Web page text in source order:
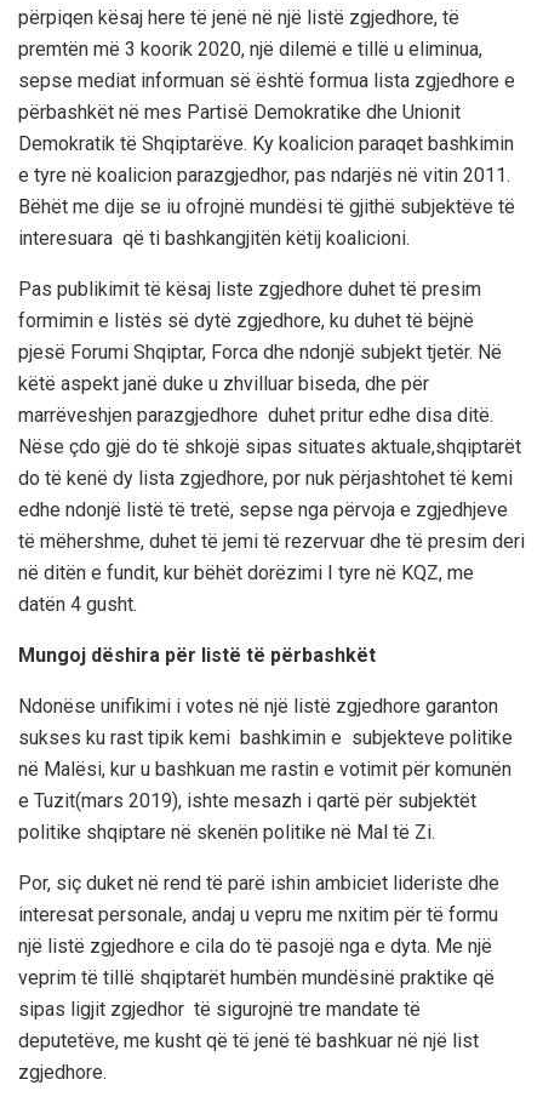
përpiqen kësaj here të jenë në një listë zgjedhore, të
premtën më 3 koorik 2020, një dilemë e tillë u eliminua,
sepse mediat informuan së është formua lista zgjedhore e
përbashkët në mes Partisë Demokratike dhe Unionit
Demokratik të Shqiptarëve. Ky koalicion paraqet bashkimin
e tyre në koalicion parazgjedhor, pas ndarjës në vitin 2011.
Bëhët me dije se iu ofrojnë mundësi të gjithë subjektëve të
interesuara që ti bashkangjitën këtij koalicioni.
Pas publikimit të kësaj liste zgjedhore duhet të presim
formimin e listës së dytë zgjedhore, ku duhet të bëjnë
pjesë Forumi Shqiptar, Forca dhe ndonjë subjekt tjetër. Në
këtë aspekt janë duke u zhvilluar biseda, dhe për
marrëveshjen parazgjedhore duhet pritur edhe disa ditë.
Nëse çdo gjë do të shkojë sipas situates aktuale,shqiptarët
do të kenë dy lista zgjedhore, por nuk përjashtohet të kemi
edhe ndonjë listë të tretë, sepse nga përvoja e zgjedhjeve
të mëhershme, duhet të jemi të rezervuar dhe të presim deri
në ditën e fundit, kur bëhët dorëzimi I tyre në KQZ, me
datën 4 gusht.
Mungoj dëshira për listë të përbashkët
Ndonëse unifikimi i votes në një listë zgjedhore garanton
sukses ku rast tipik kemi bashkimin e subjekteve politike
në Malësi, kur u bashkuan me rastin e votimit për komunën
e Tuzit(mars 2019), ishte mesazh i qartë për subjektët
politike shqiptare në skenën politike në Mal të Zi.
Por, siç duket në rend të parë ishin ambiciet lideriste dhe
interesat personale, andaj u vepru me nxitim për të formu
një listë zgjedhore e cila do të pasojë nga e dyta. Me një
veprim të tillë shqiptarët humbën mundësinë praktike që
sipas ligjit zgjedhor të sigurojnë tre mandate të
deputetëve, me kusht që të jenë të bashkuar në një list
zgjedhore.